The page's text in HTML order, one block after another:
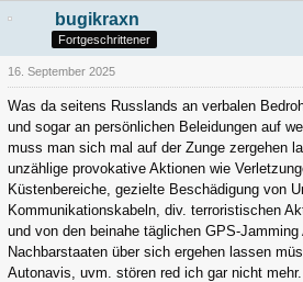
bugikraxn
Fortgeschrittener
16. September 2025
Was da seitens Russlands an verbalen
und sogar an persönlichen Beleidungen auf
muss man sich mal auf der Zunge zergehen
unzählige provokative Aktionen wie
Küstenbereiche, gezielte Beschädigung von
Kommunikationskabeln, div. terroristischen
und von den beinahe täglichen GPS-
Nachbarstaaten über sich ergehen lassen
Autonavis, uvm. stören red ich gar nicht